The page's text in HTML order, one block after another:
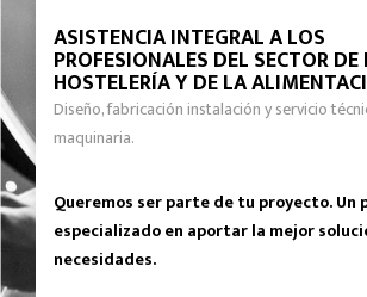
ASISTENCIA INTEGRAL A LOS
PROFESIONALES DEL SECTOR DE
HOSTELERÍA Y DE LA
Diseño, fabricación instalación y servicio
maquinaria.
Queremos ser parte de tu proyecto. Un
especializado en aportar la mejor
necesidades.